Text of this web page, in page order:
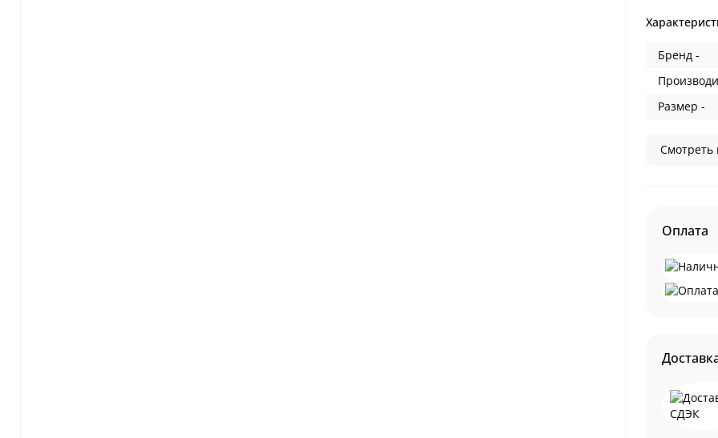
Бренд -
Размер -
Смотреть
Оплата